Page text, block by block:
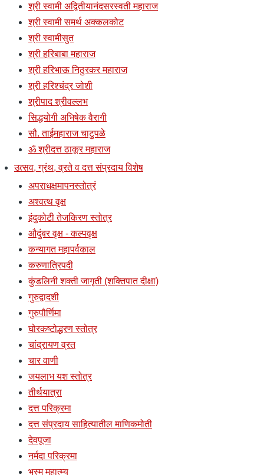
श्री स्वामी अद्वितीयानंदसरस्वती महाराज
श्री स्वामी समर्थ अक्कलकोट
श्री स्वामीसुत
श्री हरिबाबा महाराज
श्री हरिभाऊ निठुरकर महाराज
श्री हरिश्चंद्र जोशी
श्रीपाद श्रीवल्लभ
सिद्धयोगी अभिषेक वैरागी
सौ. ताईमहाराज चाटुपळे
ॐ श्रीदत्त ठाकूर महाराज
उत्सव, ग्रंथ, व्रते व दत्त संप्रदाय विशेष
अपराधक्षमापनस्तोत्रं
अश्वत्थ वृक्ष
इंदुकोटी तेजकिरण स्तोत्र
औदुंबर वृक्ष - कल्पवृक्ष
कन्यागत महापर्वकाल
करुणात्रिपदी
कुंडलिनी शक्ती जागृती (शक्तिपात दीक्षा)
गुरुद्वादशी
गुरुपौर्णिमा
घोरकष्टोद्धरण स्तोत्र
चांद्रायण व्रत
चार वाणी
जयलाभ यश स्तोत्र
तीर्थयात्रा
दत्त परिक्रमा
दत्त संप्रदाय साहित्यातील माणिकमोती
देवपूजा
नर्मदा परिक्रमा
भस्म महात्म्य